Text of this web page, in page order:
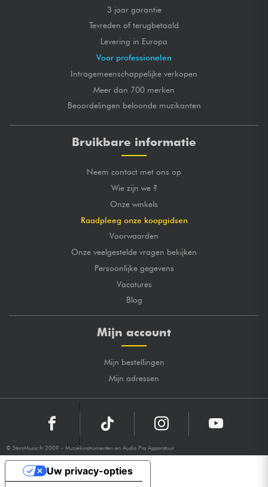
3 jaar garantie
Tevreden of terugbetaald
Levering in Europa
Voor professionelen
Intragemeenschappelijke verkopen
Meer dan 700 merken
Beoordelingen beloonde muzikanten
Bruikbare informatie
Neem contact met ons op
Wie zijn we ?
Onze winkels
Raadpleeg onze koopgidsen
Voorwaarden
Onze veelgestelde vragen bekijken
Persoonlijke gegevens
Vacatures
Blog
Mijn account
Mijn bestellingen
Mijn adressen
© StarsMusic.fr 2009 - Muziekinstrumenten en Audio Pro Apparatuur
Uw privacy-opties